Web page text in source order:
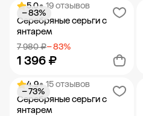
Добавить в корзину
5.0• 19 отзывов
Серебряные серьги с
янтарем
7 980 ₽− 83%
1 396 ₽
− 83%
Добавить в корзину
4.9• 15 отзывов
Серебряные серьги с
янтарем
− 73%